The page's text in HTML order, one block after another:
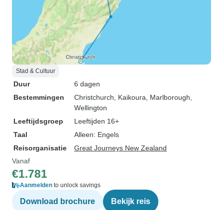
Stad & Cultuur
Duur
6 dagen
Bestemmingen
Christchurch , Kaikoura , Marlborough
Wellington
Leeftijdsgroep
Leeftijden 16+
Taal
Alleen: Engels
Reisorganisatie
Great Journeys New Zealand
Vanaf
€1.781
Aanmelden to unlock savings
Download brochure Bekijk reis